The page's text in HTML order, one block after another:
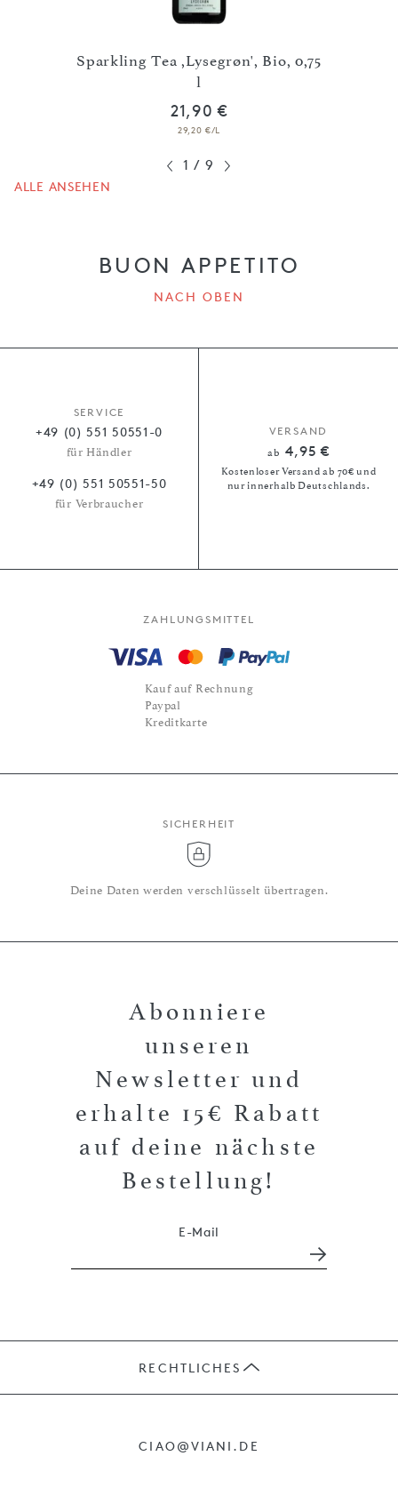
Sparkling Tea ,Lysegrøn', Bio, 0,75
l
21,90 €
29,20 €/L
1 / 9
ALLE ANSEHEN
BUON APPETITO
NACH OBEN
SERVICE
+49 (0) 551 50551-0
für Händler
+49 (0) 551 50551-50
für Verbraucher
VERSAND
ab 4,95 €
Kostenloser Versand ab 70€ und
nur innerhalb Deutschlands.
ZAHLUNGSMITTEL
Kauf auf Rechnung
Paypal
Kreditkarte
SICHERHEIT
Deine Daten werden verschlüsselt übertragen.
Abonniere
unseren
Newsletter und
erhalte 15€ Rabatt
auf deine nächste
Bestellung!
E-Mail
RECHTLICHES
CIAO@VIANI.DE